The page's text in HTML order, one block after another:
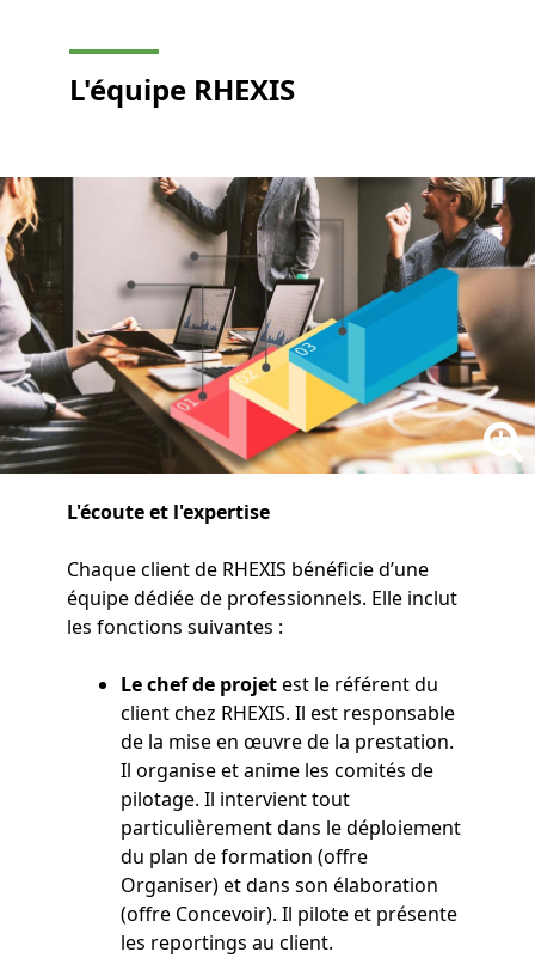
L'équipe RHEXIS
L'écoute et l'expertise
Chaque client de RHEXIS bénéficie d’une
équipe dédiée de professionnels. Elle inclut
les fonctions suivantes :
Le chef de projetest le référent du
client chez RHEXIS. Il est responsable
de la mise en œuvre de la prestation.
Il organise et anime les comités de
pilotage. Il intervient tout
particulièrement dans le déploiement
du plan de formation (offre
Organiser) et dans son élaboration
(offre Concevoir). Il pilote et présente
les reportings au client.